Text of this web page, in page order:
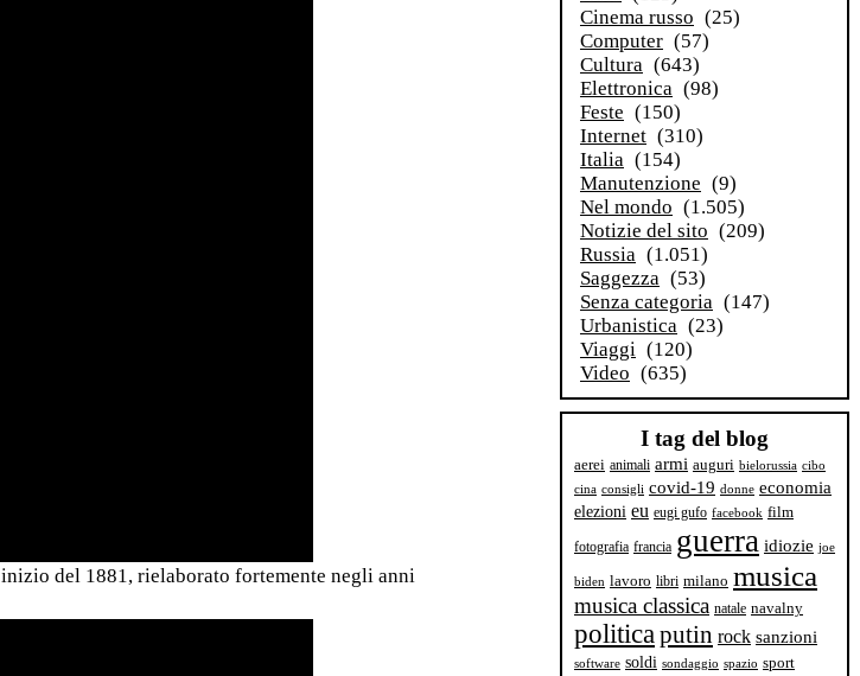
del 1881, rielaborato fortemente negli anni
Cinema russo (25)
Computer (57)
Cultura (643)
Elettronica (98)
Feste (150)
Internet (310)
Italia (154)
Manutenzione (9)
Nel mondo (1.505)
Notizie del sito (209)
Russia (1.051)
Saggezza (53)
Senza categoria (147)
Urbanistica (23)
Viaggi (120)
Video (635)
I tag del blog
aerei animali armi auguri bielorussia cibo
cina consigli covid-19 donne economia
elezioni eu eugi gufo facebook film
fotografia francia guerra idiozie joe
biden lavoro libri milano musica
musica classica natale navalny
politicaputin rock sanzioni
software soldi sondaggio spazio sport